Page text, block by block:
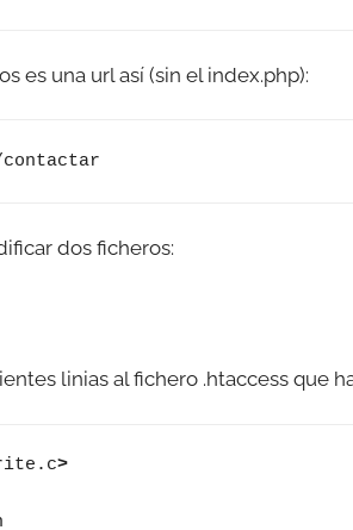
es una url así (sin el index.php):
contactar
dos ficheros:
linias al fichero .htaccess que
>